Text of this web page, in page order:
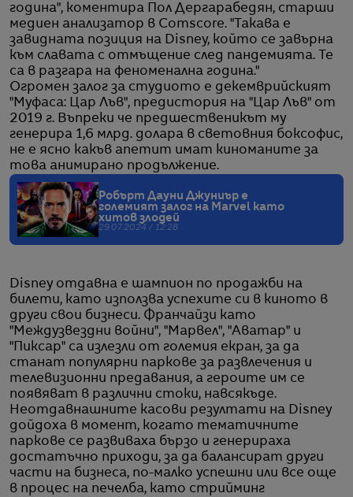
година", коментира Пол Дергарабедян, старши
медиен анализатор в Comscore. "Такава е
завидната позиция на Disney, който се завърна
към славата с отмъщение след пандемията. Те
са в разгара на феноменална година."
Огромен залог за студиото е декемврийският
"Муфаса: Цар Лъв", предистория на "Цар Лъв" от
2019 г. Въпреки че предшественикът му
генерира 1,6 млрд. долара в световния боксофис,
не е ясно какъв апетит имат киноманите за
това анимирано продължение.
Робърт Дауни Джуниър е
големият залог на Marvel като
хитов злодей
29.07.2024 / 12:28
Disney отдавна е шампион по продажби на
билети, като използва успехите си в киното в
други свои бизнеси. Франчайзи като
"Междузвездни войни", "Марвел", "Аватар" и
"Пиксар" са излезли от големия екран, за да
станат популярни паркове за развлечения и
телевизионни предавания, а героите им се
появяват в различни стоки, навсякъде.
Неотдавнашните касови резултати на Disney
дойдоха в момент, когато тематичните
паркове се развиваха бързо и генерираха
достатъчно приходи, за да балансират други
части на бизнеса, по-малко успешни или все още
в процес на печелба, като стрийминг